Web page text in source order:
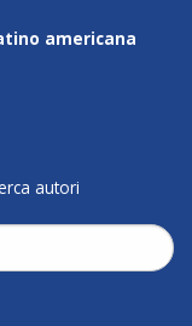
americana
autori